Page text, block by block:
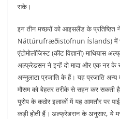
सके।
इन तीन मच्छरों को आइसलैंड के
Náttúrufræðistofnun Íslands) में
एंटोमोलॉजिस्ट (कीट विज्ञानी) माथियास
अल्फ्रेडसन ने इन्हें दो मादा और एक नर के
अन्नुलाटा प्रजाति के हैं। यह प्रजाति
मौसम को बेहतर तरीके से सहन कर सकती
यूरोप के कठोर इलाकों में यह आमतौर पर
कड़ी होती हैं। अल्फ्रेडसन के अनुसार, ये